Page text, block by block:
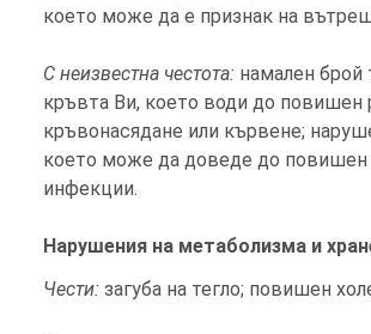
което може да е признак на
С неизвестна честота: намален
кръвта Ви, което води до повишен
кръвонасядане или кървене;
което може да доведе до повишен
инфекции.
Нарушения на метаболизма и
Чести: загуба на тегло; повишен